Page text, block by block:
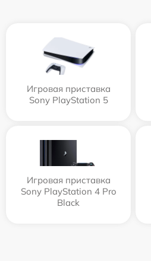
Игровая приставка
Sony PlayStation 5
Игровая приставка
Sony PlayStation 4 Pro
Black